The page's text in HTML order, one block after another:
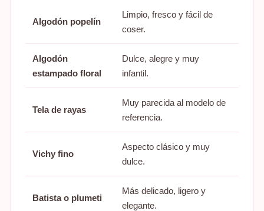
Algodón popelín
Limpio, fresco y fácil de
coser.
Algodón
estampado floral
Dulce, alegre y muy
infantil.
Tela de rayas
Muy parecida al modelo de
referencia.
Vichy fino
Aspecto clásico y muy
dulce.
Batista o plumeti
Más delicado, ligero y
elegante.